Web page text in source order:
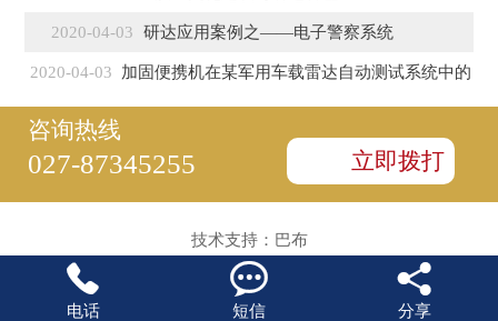
2020-04-03 研达应用案例之——电子警察系统
2020-04-03 加固便携机在某军用车载雷达自动测试系统中的
咨询热线
027-87345255 立即拨打
技术支持： 巴布

电话

短信

分享